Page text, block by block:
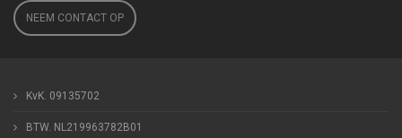
NEEM CONTACT OP
KvK. 09135702
BTW. NL219963782B01